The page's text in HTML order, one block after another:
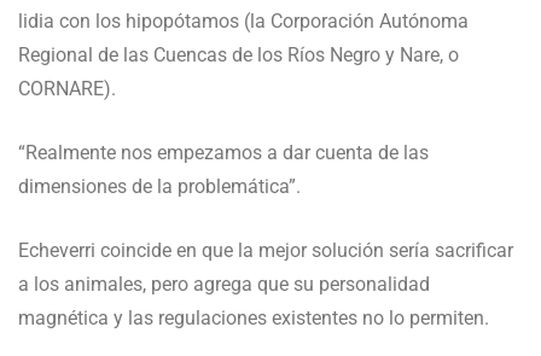
lidia con los hipopótamos (la Corporación Autónoma
Regional de las Cuencas de los Ríos Negro y Nare, o
CORNARE).
“Realmente nos empezamos a dar cuenta de las
dimensiones de la problemática”.
Echeverri coincide en que la mejor solución sería sacrificar
a los animales, pero agrega que su personalidad
magnética y las regulaciones existentes no lo permiten.